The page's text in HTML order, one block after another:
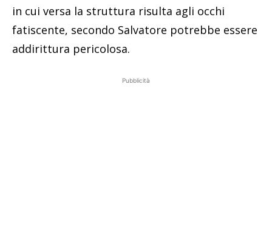
in cui versa la struttura risulta agli occhi
fatiscente, secondo Salvatore potrebbe essere
addirittura pericolosa.
Pubblicità